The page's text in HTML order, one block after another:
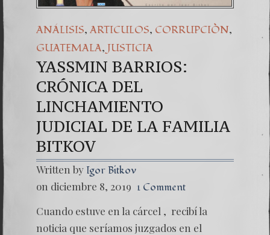
ANÁLISIS, ARTICULOS, CORRUPCIÒN,
GUATEMALA, JUSTICIA
YASSMIN BARRIOS:
CRÓNICA DEL
LINCHAMIENTO
JUDICIAL DE LA FAMILIA
BITKOV
Written by Igor Bitkov
on diciembre 8, 2019 1 Comment
Cuando estuve en la cárcel , recibí la
noticia que seríamos juzgados en el